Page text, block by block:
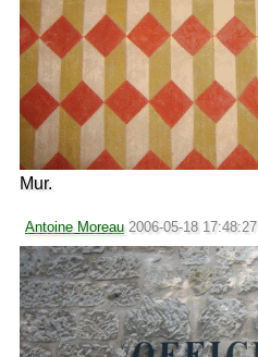
Mur.
Antoine Moreau 2006-05-18 17:48:27